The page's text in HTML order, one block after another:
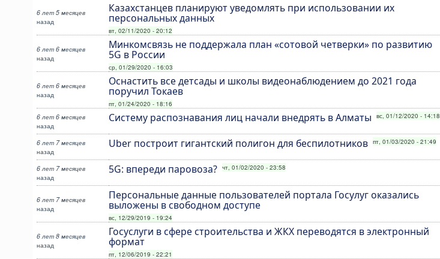
6 лет 5 месяцев
назад
Казахстанцев планируют уведомлять при использовании их
персональных данных
вт, 02/11/2020 - 20:12
6 лет 6 месяцев
назад
Минкомсвязь не поддержала план «сотовой четверки» по развитию
5G в России
ср, 01/29/2020 - 16:03
6 лет 6 месяцев
назад
Оснастить все детсады и школы видеонаблюдением до 2021 года
поручил Токаев
пт, 01/24/2020 - 18:16
6 лет 6 месяцев
назад
Систему распознавания лиц начали внедрять в Алматы вс, 01/12/2020 - 14:18
6 лет 7 месяцев
назад
Uber построит гигантский полигон для беспилотников пт, 01/03/2020 - 21:49
6 лет 7 месяцев
назад
5G: впереди паровоза? чт, 01/02/2020 - 23:58
6 лет 7 месяцев
назад
Персональные данные пользователей портала Госулуг оказались
выложены в свободном доступе
вс, 12/29/2019 - 19:24
6 лет 8 месяцев
назад
Госуслуги в сфере строительства и ЖКХ переводятся в электронный
формат
пт, 12/06/2019 - 22:21